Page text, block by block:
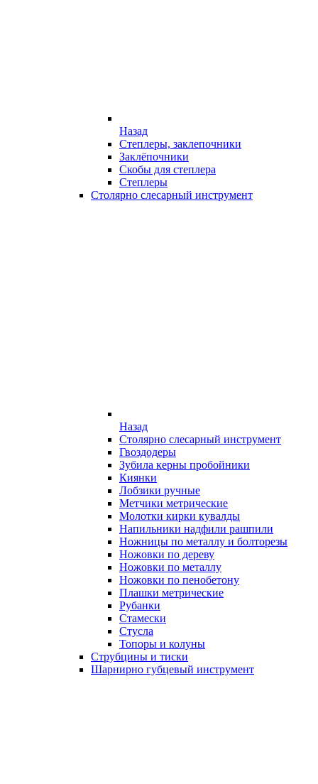
Назад
Степлеры, заклепочники
Заклёпочники
Скобы для степлера
Степлеры
Столярно слесарный инструмент
Назад
Столярно слесарный инструмент
Гвоздодеры
Зубила керны пробойники
Киянки
Лобзики ручные
Метчики метрические
Молотки кирки кувалды
Напильники надфили рашпили
Ножницы по металлу и болторезы
Ножовки по дереву
Ножовки по металлу
Ножовки по пенобетону
Плашки метрические
Рубанки
Стамески
Стусла
Топоры и колуны
Струбцины и тиски
Шарнирно губцевый инструмент